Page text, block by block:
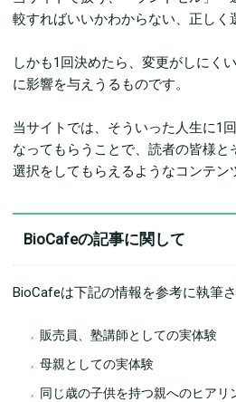
較すればいいかわからない、正しく
しかも1回決めたら、変更がしにく
に影響を与えうるものです。
当サイトでは、そういった人生に1
なってもらうことで、読者の皆様
選択をしてもらえるようなコンテン
BioCafeの記事に関して
BioCafeは下記の情報を参考に執筆さ
販売員、塾講師としての実体験
母親としての実体験
同じ歳の子供を持つ親へのヒアリ